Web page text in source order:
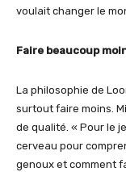
voulait changer le
Faire beaucoup
La philosophie de
surtout faire moins.
de qualité. « Pour le
cerveau pour
genoux et comment